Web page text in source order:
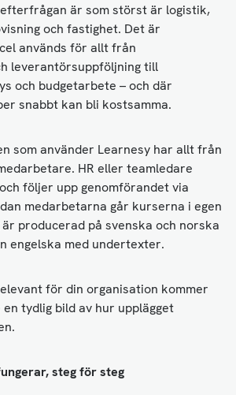
är som störst är logistik,
och fastighet. Det är
används för allt från
leverantörsuppföljning till
och budgetarbete – och där
snabbt kan bli kostsamma.
som använder Learnesy har allt från
HR eller teamledare
följer upp genomförandet via
medarbetarna går kurserna i egen
producerad på svenska och norska
engelska med undertexter.
för din organisation kommer
tydlig bild av hur upplägget
steg för steg